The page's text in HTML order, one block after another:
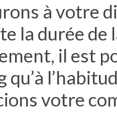
à votre
la durée de
il est
qu’à
votre